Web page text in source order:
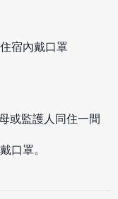
宿內戴口罩
或監護人同住一間
口罩。